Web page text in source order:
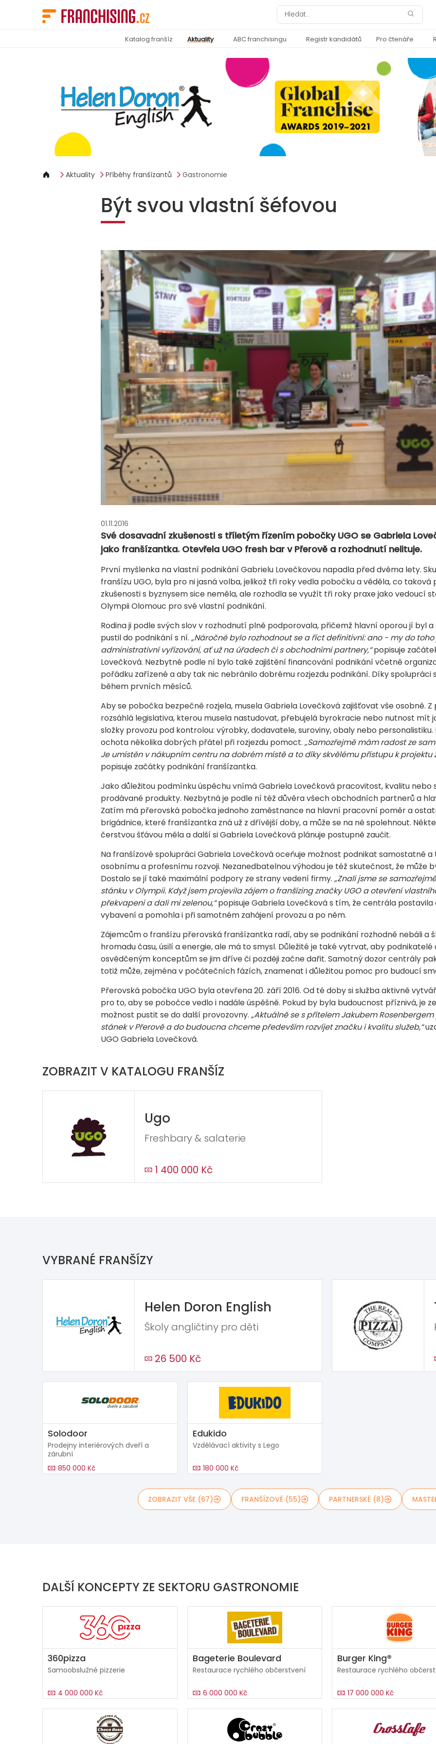
Katalog franšíz Aktuality ABC franchisingu Registr kandidátů Pro čtenáře
Aktuality Příběhy franšízantů Gastronomie
Být svou vlastní šéfovou
01.11.2016
Své dosavadní zkušenosti s tříletým řízením pobočky UGO se Gabriela
jako franšízantka. Otevřela UGO fresh bar v Přerově a rozhodnutí nelituje.
První myšlenka na vlastní podnikání Gabrielu Lovečkovou napadla před dvěma lety.
franšízu UGO, byla pro ni jasná volba, jelikož tři roky vedla pobočku a věděla, co
zkušenosti s byznysem sice neměla, ale rozhodla se využít tři roky praxe jako vedoucí
Olympii Olomouc pro své vlastní podnikání.
Rodina ji podle svých slov v rozhodnutí plně podporovala, přičemž hlavní oporou jí byl
pustil do podnikání s ní. „Náročné bylo rozhodnout se a říct definitivní: ano - my do
administrativní vyřizování, ať už na úřadech či s obchodními partnery,“popisuje
Lovečková. Nezbytné podle ní bylo také zajištění financování podnikání včetně
pořádku zařízené a aby tak nic nebránilo dobrému rozjezdu podnikání. Díky spolupráci
během prvních měsíců.
Aby se pobočka bezpečně rozjela, musela Gabriela Lovečková zajišťovat vše osobně.
rozsáhlá legislativa, kterou musela nastudovat, přebujelá byrokracie nebo nutnost mít
složky provozu pod kontrolou: výrobky, dodavatele, suroviny, obaly nebo
ochota několika dobrých přátel při rozjezdu pomoct. „Samozřejmě mám radost ze
Je umístěn v nákupním centru na dobrém místě a to díky skvělému přístupu k projektu
popisuje začátky podnikání franšízantka.
Jako důležitou podmínku úspěchu vnímá Gabriela Lovečková pracovitost, kvalitu
prodávané produkty. Nezbytná je podle ní též důvěra všech obchodních partnerů a
Zatím má přerovská pobočka jednoho zaměstnance na hlavní pracovní poměr a
brigádnice, které franšízantka zná už z dřívější doby, a může se na ně spolehnout.
čerstvou šťávou měla a další si Gabriela Lovečková plánuje postupně zaučit.
Na franšízové spolupráci Gabriela Lovečková oceňuje možnost podnikat samostatně
osobnímu a profesnímu rozvoji. Nezanedbatelnou výhodou je též skutečnost, že může
Dostalo se jí také maximální podpory ze strany vedení firmy. „Znali jsme se
stánku v Olympii. Když jsem projevila zájem o franšízing značky UGO a otevření
překvapeni a dali mi zelenou,“popisuje Gabriela Lovečková s tím, že centrála
vybavení a pomohla i při samotném zahájení provozu a po něm.
Zájemcům o franšízu přerovská franšízantka radí, aby se podnikání rozhodně nebáli a
hromadu času, úsilí a energie, ale má to smysl. Důležité je také vytrvat, aby
osvědčeným konceptům se jim dříve či později začne dařit. Samotný dozor centrály
totiž může, zejména v počátečních fázích, znamenat i důležitou pomoc pro budoucí
Přerovská pobočka UGO byla otevřena 20. září 2016. Od té doby si služba aktivně
pro to, aby se pobočce vedlo i nadále úspěšně. Pokud by byla budoucnost příznivá, je
možnost pustit se do další provozovny. „Aktuálně se s přítelem Jakubem
stánek v Přerově a do budoucna chceme především rozvíjet značku i kvalitu služeb,“
UGO Gabriela Lovečková.
ZOBRAZIT V KATALOGU FRANŠÍZ
Ugo
Freshbary & salaterie
1 400 000 Kč
VYBRANÉ FRANŠÍZY
Helen Doron English
Školy angličtiny pro děti
26 500 Kč
Solodoor
Prodejny interiérových dveří a
zárubní
850 000 Kč
Edukido
Vzdělávací aktivity s Lego
180 000 Kč
ZOBRAZIT VŠE (67) FRANŠÍZOVÉ (55) PARTNERSKÉ (8)
DALŠÍ KONCEPTY ZE SEKTORU GASTRONOMIE
360pizza
Samoobslužné pizzerie
4 000 000 Kč
Bageterie Boulevard
Restaurace rychlého občerstvení
6 000 000 Kč
Burger King®
Restaurace rychlého
17 000 000 Kč